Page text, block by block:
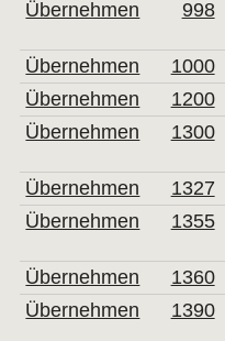
Übernehmen 998
Übernehmen
1000
Übernehmen
1200
Übernehmen
1300
Übernehmen
1327
Übernehmen
1355
Übernehmen
1360
Übernehmen
1390